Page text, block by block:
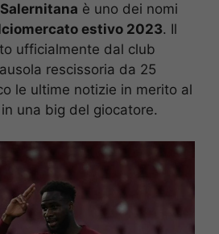
Salernitana è uno dei nomi
estivo 2023. Il
ufficialmente dal club
rescissoria da 25
le ultime notizie in merito al
una big del giocatore.